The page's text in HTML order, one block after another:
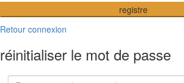
registre
Retour connexion
réinitialiser le mot de passe